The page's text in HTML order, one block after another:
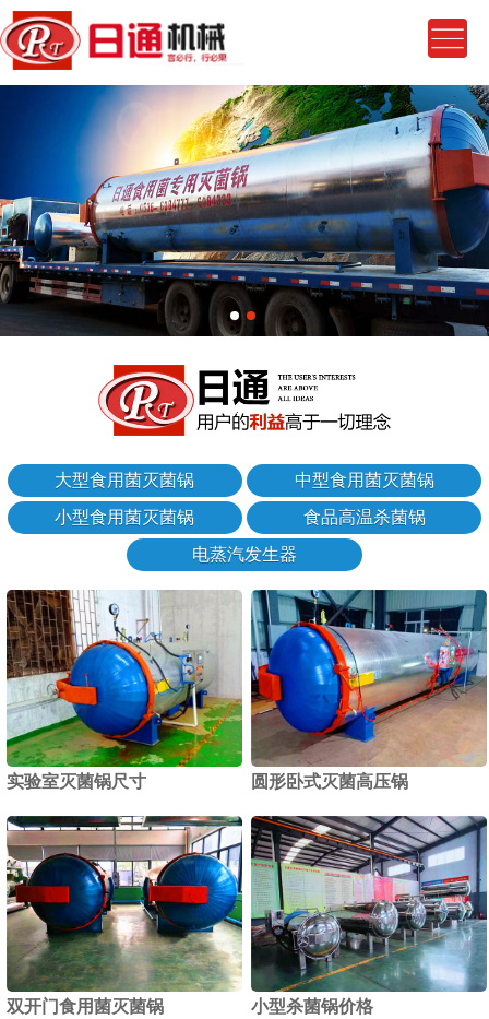
大型食用菌灭菌锅
中型食用菌灭菌锅
小型食用菌灭菌锅
食品高温杀菌锅
电蒸汽发生器
实验室灭菌锅尺寸 圆形卧式灭菌高压锅
双开门食用菌灭菌锅 小型杀菌锅价格